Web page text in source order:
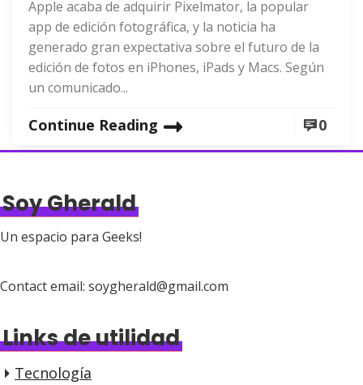
Apple acaba de adquirir Pixelmator, la popular
app de edición fotográfica, y la noticia ha
generado gran expectativa sobre el futuro de la
edición de fotos en iPhones, iPads y Macs. Según
un comunicado...
Continue Reading 0
Soy Gherald
Un espacio para Geeks!
Contact email: soygherald@gmail.com
Links de utilidad
Tecnología